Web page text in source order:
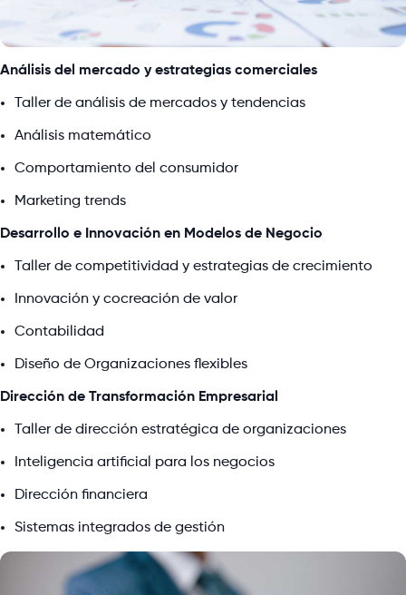
Análisis del mercado y estrategias comerciales
Taller de análisis de mercados y tendencias
Análisis matemático
Comportamiento del consumidor
Marketing trends
Desarrollo e Innovación en Modelos de Negocio
Taller de competitividad y estrategias de crecimiento
Innovación y cocreación de valor
Contabilidad
Diseño de Organizaciones flexibles
Dirección de Transformación Empresarial
Taller de dirección estratégica de organizaciones
Inteligencia artificial para los negocios
Dirección financiera
Sistemas integrados de gestión